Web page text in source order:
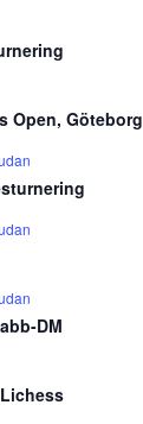
Open, Göteborg
DM